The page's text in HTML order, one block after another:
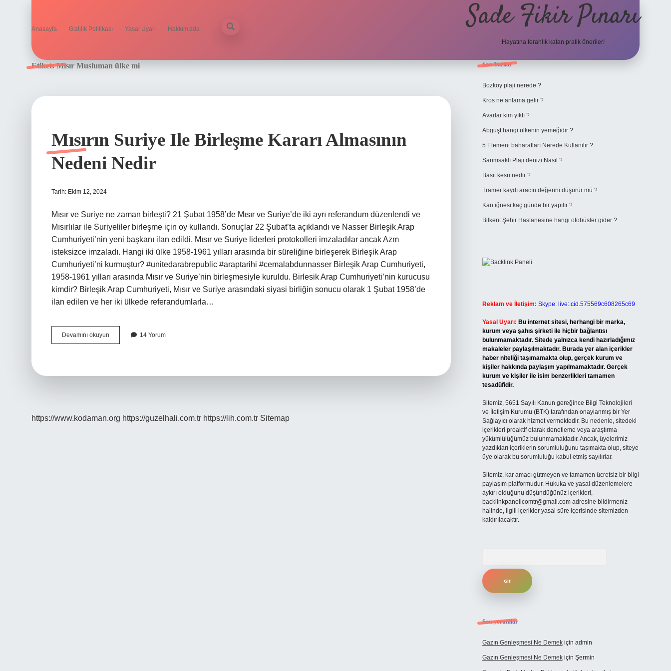
Anasayfa Gizlilik Politikası Yasal Uyarı Hakkımızda Sade Fikir Pınarı
Hayatına ferahlık katan pratik öneriler!
Etiket:Mısır Musluman ülke mi
Mısırın Suriye Ile Birleşme Kararı Almasının
Nedeni Nedir
Tarih: Ekim 12, 2024
Mısır ve Suriye ne zaman birleşti? 21 Şubat 1958’de Mısır ve Suriye’de iki ayrı referandum düzenlendi ve
Mısırlılar ile Suriyeliler birleşme için oy kullandı. Sonuçlar 22 Şubat’ta açıklandı ve Nasser Birleşik Arap
Cumhuriyeti’nin yeni başkanı ilan edildi. Mısır ve Suriye liderleri protokolleri imzaladılar ancak Azm
isteksizce imzaladı. Hangi iki ülke 1958-1961 yılları arasında bir süreliğine birleşerek Birleşik Arap
Cumhuriyeti’ni kurmuştur? #unitedarabrepublic #araptarihi #cemalabdunnasser Birleşik Arap Cumhuriyeti,
1958-1961 yılları arasında Mısır ve Suriye’nin birleşmesiyle kuruldu. Birlesik Arap Cumhuriyeti’nin kurucusu
kimdir? Birleşik Arap Cumhuriyeti, Mısır ve Suriye arasındaki siyasi birliğin sonucu olarak 1 Şubat 1958’de
ilan edilen ve her iki ülkede referandumlarla…
Devamını okuyun
Suriye
14 Yorum
https://www.kodaman.org https://guzelhali.com.tr https://lih.com.tr Sitemap
Sidebar
Son Yazılar
Bozköy plaji nerede ?
Kros ne anlama gelir ?
Avarlar kim yıktı ?
Abguşt hangi ülkenin yemeğidir ?
5 Element baharatları Nerede Kullanılır ?
Sarımsaklı Plajı denizi Nasıl ?
Basit kesri nedir ?
Tramer kaydı aracın değerini düşürür mü ?
Kan iğnesi kaç günde bir yapılır ?
Bilkent Şehir Hastanesine hangi otobüsler gider ?
Reklam ve İletişim: Skype: live:.cid.575569c608265c69
Yasal Uyarı: Bu internet sitesi, herhangi bir marka,
kurum veya şahıs şirketi ile hiçbir bağlantısı
bulunmamaktadır. Sitede yalnızca kendi hazırladığımız
makaleler paylaşılmaktadır. Burada yer alan içerikler
haber niteliği taşımamakta olup, gerçek kurum ve
kişiler hakkında paylaşım yapılmamaktadır. Gerçek
kurum ve kişiler ile isim benzerlikleri tamamen
tesadüfidir.
Sitemiz, 5651 Sayılı Kanun gereğince Bilgi Teknolojileri
ve İletişim Kurumu (BTK) tarafından onaylanmış bir Yer
Sağlayıcı olarak hizmet vermektedir. Bu nedenle, sitedeki
içerikleri proaktif olarak denetleme veya araştırma
yükümlülüğümüz bulunmamaktadır. Ancak, üyelerimiz
yazdıkları içeriklerin sorumluluğunu taşımakta olup, siteye
üye olarak bu sorumluluğu kabul etmiş sayılırlar.
Sitemiz, kar amacı gütmeyen ve tamamen ücretsiz bir bilgi
paylaşım platformudur. Hukuka ve yasal düzenlemelere
aykırı olduğunu düşündüğünüz içerikleri,
backlinkpanelicomtr@gmail.comadresine bildirmeniz
halinde, ilgili içerikler yasal süre içerisinde sitemizden
kaldırılacaktır.
Son yorumlar
Gazın Genleşmesi Ne Demekiçin admin
Gazın Genleşmesi Ne Demekiçin Şermin